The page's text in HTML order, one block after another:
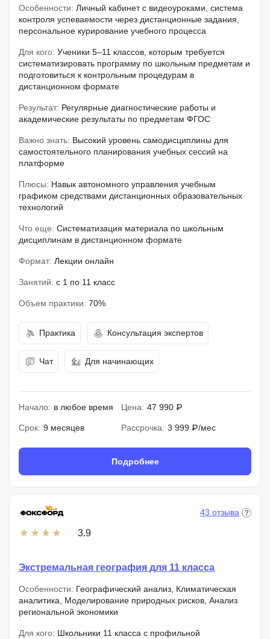
Особенности: Личный кабинет с видеоуроками, система
контроля успеваемости через дистанционные задания,
персональное курирование учебного процесса
Для кого: Ученики 5–11 классов, которым требуется
систематизировать программу по школьным предметам и
подготовиться к контрольным процедурам в
дистанционном формате
Результат: Регулярные диагностические работы и
академические результаты по предметам ФГОС
Важно знать: Высокий уровень самодисциплины для
самостоятельного планирования учебных сессий на
платформе
Плюсы: Навык автономного управления учебным
графиком средствами дистанционных образовательных
технологий
Что еще: Систематизация материала по школьным
дисциплинам в дистанционном формате
Формат: Лекции онлайн
Занятий: с 1 по 11 класс
Объем практики: 70%
Практика Консультация экспертов
Чат Для начинающих
Начало: в любое время Цена: 47 990 ₽
Срок: 9 месяцев Рассрочка: 3 999 ₽/мес
Подробнее
3.9
43 отзыва
Экстремальная география для 11 класса
Особенности: Географический анализ, Климатическая
аналитика, Моделирование природных рисков, Анализ
региональной экономики
Для кого: Школьники 11 класса с профильной